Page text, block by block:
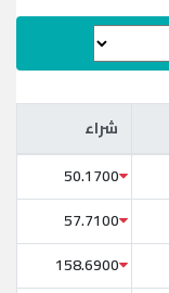
شراء
شراء
50.1700
57.7100
158.6900